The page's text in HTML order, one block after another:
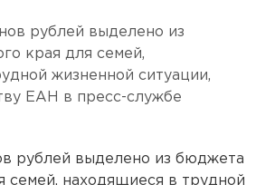
рублей выделено из
края для семей,
жизненной ситуации,
ЕАН в пресс-службе
рублей выделено из бюджета
семей, находящиеся в трудной